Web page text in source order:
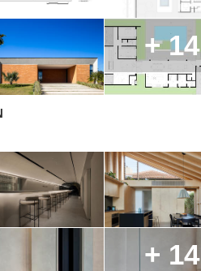
+ 14
+ 14